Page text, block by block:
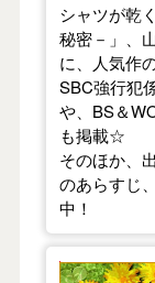
シャツが乾
秘密－」、
に、人気作
SBC強行犯
や、BS＆
も掲載☆
そのほか、
のあらすじ
中！
【2026年